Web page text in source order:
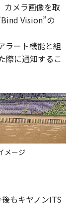
カメラ画像を取
Vision”の
ラート機能と組
際に通知するこ
メージ
もキヤノンITS